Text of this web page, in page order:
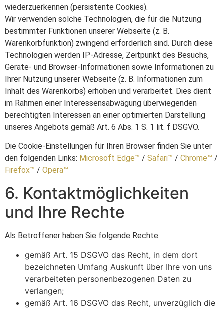
wiederzuerkennen (persistente Cookies).
Wir verwenden solche Technologien, die für die Nutzung
bestimmter Funktionen unserer Webseite (z. B.
Warenkorbfunktion) zwingend erforderlich sind. Durch diese
Technologien werden IP-Adresse, Zeitpunkt des Besuchs,
Geräte- und Browser-Informationen sowie Informationen zu
Ihrer Nutzung unserer Webseite (z. B. Informationen zum
Inhalt des Warenkorbs) erhoben und verarbeitet. Dies dient
im Rahmen einer Interessensabwägung überwiegenden
berechtigten Interessen an einer optimierten Darstellung
unseres Angebots gemäß Art. 6 Abs. 1 S. 1 lit. f DSGVO.
Die Cookie-Einstellungen für Ihren Browser finden Sie unter
den folgenden Links: Microsoft Edge™ / Safari™ / Chrome™ /
Firefox™ / Opera™
6. Kontaktmöglichkeiten
und Ihre Rechte
Als Betroffener haben Sie folgende Rechte:
gemäß Art. 15 DSGVO das Recht, in dem dort
bezeichneten Umfang Auskunft über Ihre von uns
verarbeiteten personenbezogenen Daten zu
verlangen;
gemäß Art. 16 DSGVO das Recht, unverzüglich die